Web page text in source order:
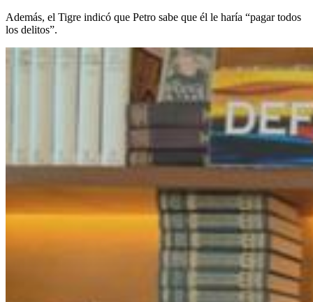
Además, el Tigre indicó que Petro sabe que él le haría “pagar todos
los delitos”.